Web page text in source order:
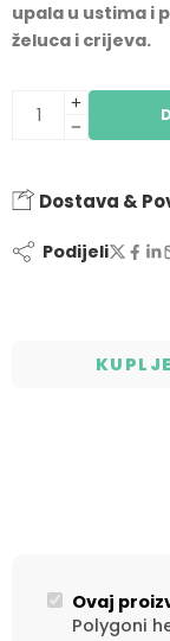
upala u ustima i
želuca i crijeva.
Dostava &
Podijeli
Ovaj
Polygoni